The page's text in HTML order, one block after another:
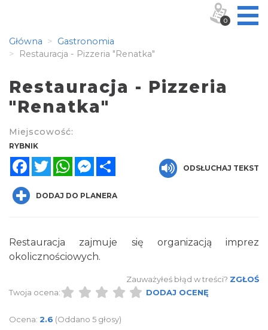
Główna
Gastronomia
Restauracja - Pizzeria "Renatka"
Restauracja - Pizzeria
"Renatka"
Miejscowość:
RYBNIK
FacebookTwitterWhatsAppMessenger
ODSŁUCHAJ TEKST
DODAJ DO PLANERA
Restauracja zajmuje się organizacją imprez
okolicznościowych.
Zauważyłeś błąd w treści? ZGŁOŚ
Twoja ocena:
DODAJ OCENĘ
Ocena: 2.6 (Oddano 5 głosy)
0